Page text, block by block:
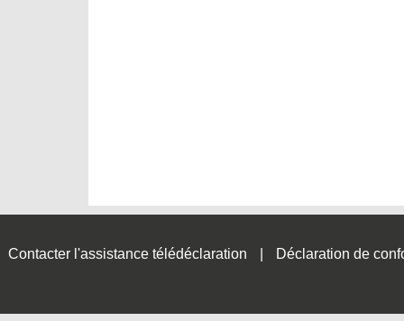
Contacter l'assistance télédéclaration Déclaration de